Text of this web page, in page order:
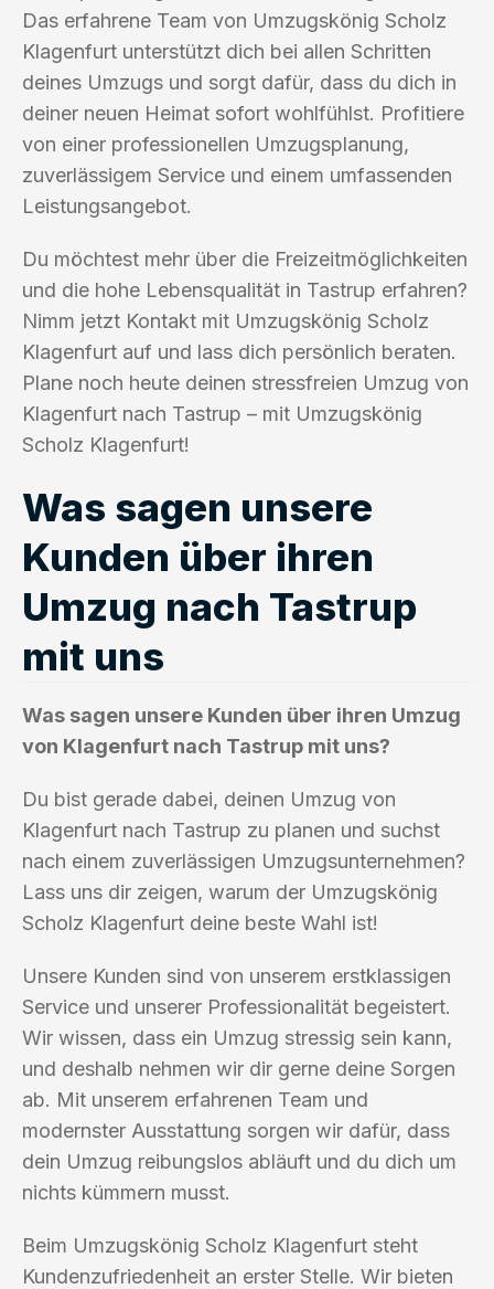
Das erfahrene Team von Umzugskönig Scholz
Klagenfurt unterstützt dich bei allen Schritten
deines Umzugs und sorgt dafür, dass du dich in
deiner neuen Heimat sofort wohlfühlst. Profitiere
von einer professionellen Umzugsplanung,
zuverlässigem Service und einem umfassenden
Leistungsangebot.
Du möchtest mehr über die Freizeitmöglichkeiten
und die hohe Lebensqualität in Tastrup erfahren?
Nimm jetzt Kontakt mit Umzugskönig Scholz
Klagenfurt auf und lass dich persönlich beraten.
Plane noch heute deinen stressfreien Umzug von
Klagenfurt nach Tastrup – mit Umzugskönig
Scholz Klagenfurt!
Was sagen unsere
Kunden über ihren
Umzug nach Tastrup
mit uns
Was sagen unsere Kunden über ihren Umzug
von Klagenfurt nach Tastrup mit uns?
Du bist gerade dabei, deinen Umzug von
Klagenfurt nach Tastrup zu planen und suchst
nach einem zuverlässigen Umzugsunternehmen?
Lass uns dir zeigen, warum der Umzugskönig
Scholz Klagenfurt deine beste Wahl ist!
Unsere Kunden sind von unserem erstklassigen
Service und unserer Professionalität begeistert.
Wir wissen, dass ein Umzug stressig sein kann,
und deshalb nehmen wir dir gerne deine Sorgen
ab. Mit unserem erfahrenen Team und
modernster Ausstattung sorgen wir dafür, dass
dein Umzug reibungslos abläuft und du dich um
nichts kümmern musst.
Beim Umzugskönig Scholz Klagenfurt steht
Kundenzufriedenheit an erster Stelle. Wir bieten